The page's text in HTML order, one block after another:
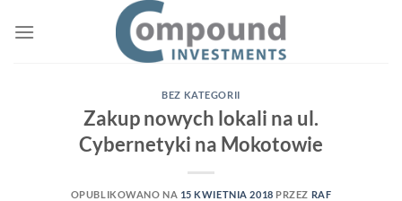
BEZ KATEGORII
Zakup nowych lokali na ul.
Cybernetyki na Mokotowie
OPUBLIKOWANO NA 15 KWIETNIA 2018 PRZEZ RAF